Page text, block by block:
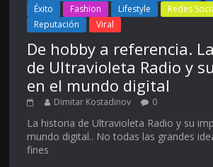
Éxito
Fashion Lifestyle
Redes
Reputación
Viral
De hobby a referencia.
de Ultravioleta Radio y
en el mundo digital
Dimitar Kostadinov 0
La historia de Ultravioleta Radio y su
mundo digital.. No todas las grandes
fines